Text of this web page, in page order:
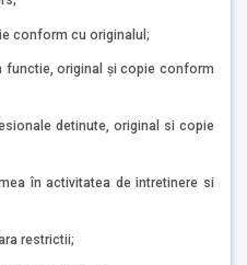
conform cu originalul;
functie, original și copie conform
detinute, original si copie
în activitatea de intretinere si
restrictii;